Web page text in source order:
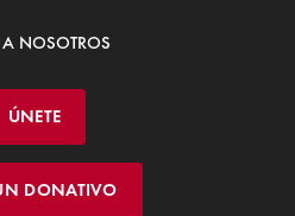
A NOSOTROS
ÚNETE
DONATIVO